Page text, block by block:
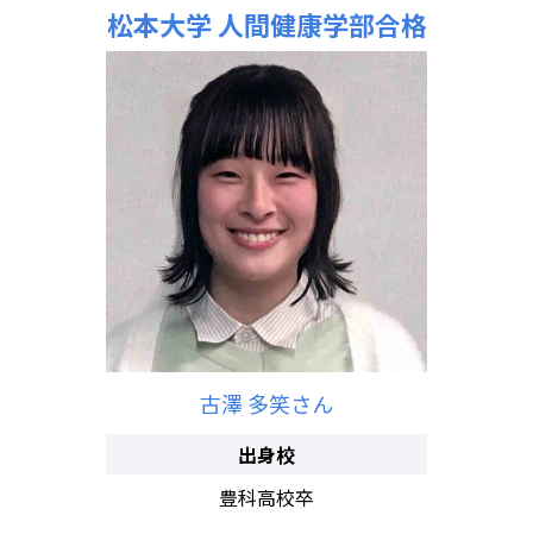
松本大学 人間健康学部合格
古澤 多笑さん
出身校
豊科高校卒